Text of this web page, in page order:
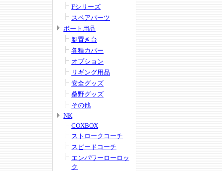
Fシリーズ
スペアパーツ
ボート用品
艇置き台
各種カバー
オプション
リギング用品
安全グッズ
桑野グッズ
その他
NK
COXBOX
ストロークコーチ
スピードコーチ
エンパワーローロッ
ク